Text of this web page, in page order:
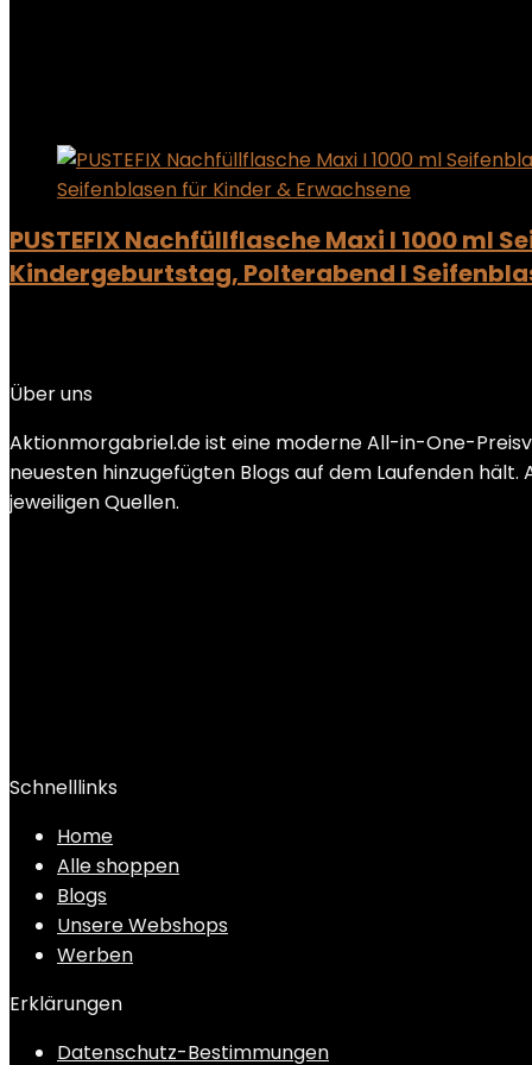
PUSTEFIX Nachfüllflasche Maxi I 1000 ml
Kindergeburtstag, Polterabend I
Über uns
Aktionmorgabriel.de ist eine moderne All-in-One-
neuesten hinzugefügten Blogs auf dem Laufenden
jeweiligen Quellen.
Schnelllinks
Home
Alle shoppen
Blogs
Unsere Webshops
Werben
Erklärungen
Datenschutz-Bestimmungen